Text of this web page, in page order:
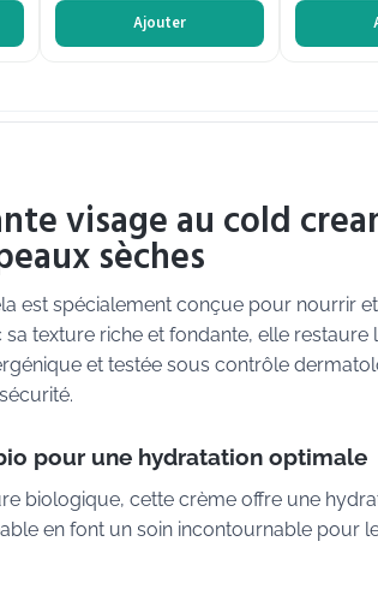
Ajouter
visage au cold
sèches
est spécialement conçue pour nourrir
texture riche et fondante, elle restaure
et testée sous contrôle
pour une hydratation optimale
biologique, cette crème offre une
en font un soin incontournable pour